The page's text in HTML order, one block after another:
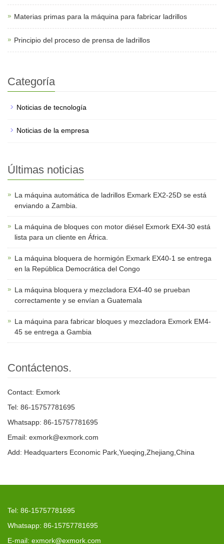
Materias primas para la máquina para fabricar ladrillos
Principio del proceso de prensa de ladrillos
Categoría
Noticias de tecnología
Noticias de la empresa
Últimas noticias
La máquina automática de ladrillos Exmark EX2-25D se está
enviando a Zambia.
La máquina de bloques con motor diésel Exmork EX4-30 está
lista para un cliente en África.
La máquina bloquera de hormigón Exmark EX40-1 se entrega
en la República Democrática del Congo
La máquina bloquera y mezcladora EX4-40 se prueban
correctamente y se envían a Guatemala
La máquina para fabricar bloques y mezcladora Exmork EM4-
45 se entrega a Gambia
Contáctenos.
Contact: Exmork
Tel: 86-15757781695
Whatsapp: 86-15757781695
Email: exmork@exmork.com
Add: Headquarters Economic Park,Yueqing,Zhejiang,China
Tel: 86-15757781695
Whatsapp: 86-15757781695
E-mail: exmork@exmork.com